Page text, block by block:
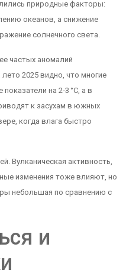
природные факторы:
океанов, а снижение
солнечного света.
частых аномалий
2025 видно, что многие
на 2‑3 °C, а в
к засухам в южных
когда влага быстро
Вулканическая активность,
изменения тоже влияют, но
небольшая по сравнению с
и